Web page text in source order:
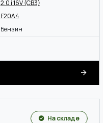
2.0 i 16V (CB3)
F20A4
Бензин
На складе